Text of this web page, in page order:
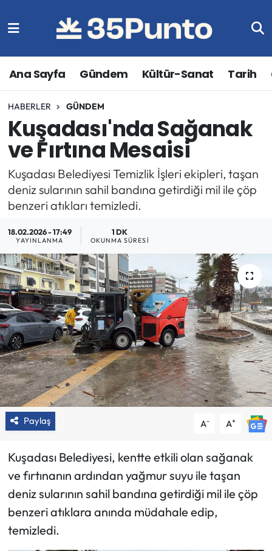
Ana Sayfa Gündem Kültür-Sanat Tarih
HABERLER GÜNDEM
Kuşadası'nda Sağanak
ve Fırtına Mesaisi
Kuşadası Belediyesi Temizlik İşleri ekipleri, taşan
deniz sularının sahil bandına getirdiği mil ile çöp
benzeri atıkları temizledi.
18.02.2026 - 17:49
YAYINLANMA
1 DK
OKUNMA SÜRESI
Paylaş A- A+
Kuşadası Belediyesi, kentte etkili olan sağanak
ve fırtınanın ardından yağmur suyu ile taşan
deniz sularının sahil bandına getirdiği mil ile çöp
benzeri atıklara anında müdahale edip,
temizledi.